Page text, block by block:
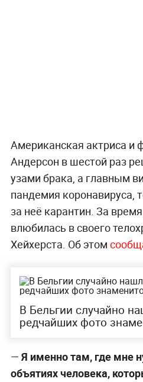
Американская актриса и
Андерсон в шестой раз
узами брака, а главным
пандемия коронавируса,
за неё карантин. За
влюбилась в своего
Хейхерста. Об этом
В Бельгии случайно
редчайших фото
— Я именно там, где мне
объятиях человека,